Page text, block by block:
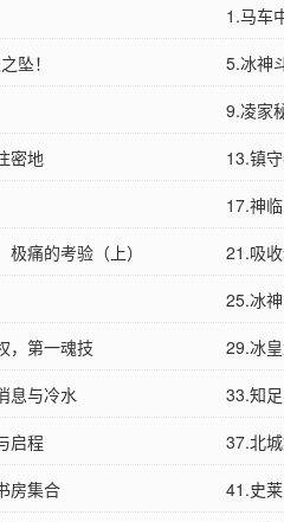
1.马车
坠！
5.冰神
9.凌家
密地
13.镇
17.神
痛的考验（上）
21.吸
25.冰
，第一魂技
29.冰
息与冷水
33.知
启程
37.北
房集合
41.史